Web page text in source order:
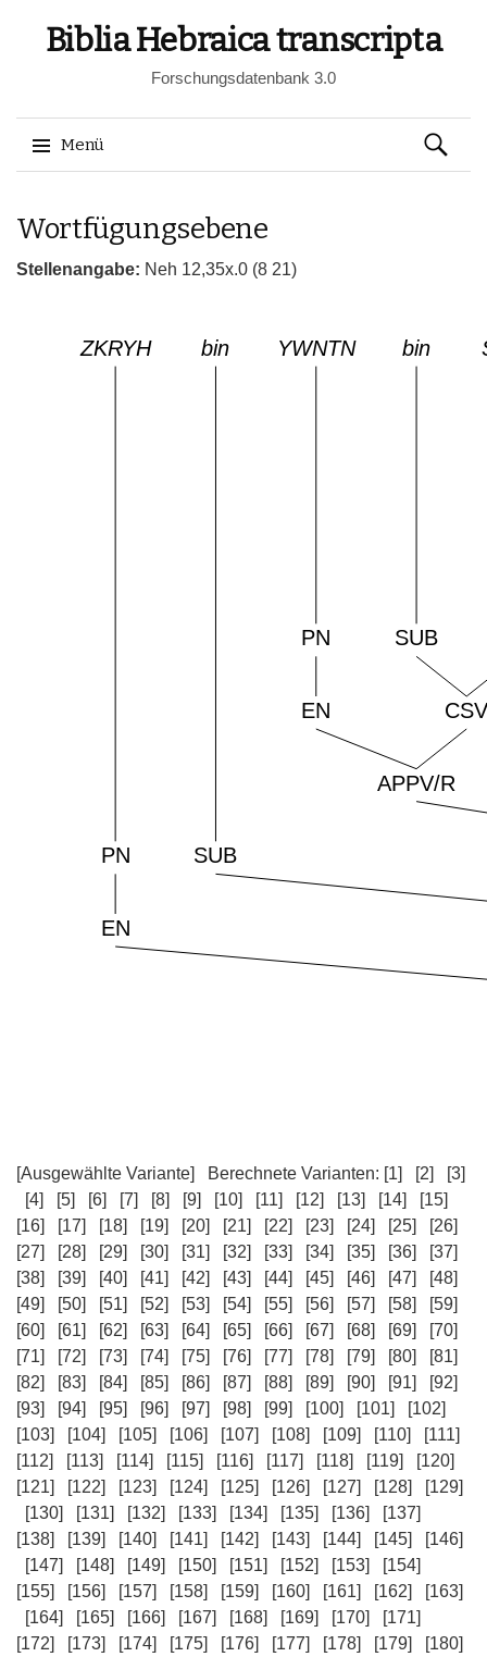
Biblia Hebraica transcripta
Forschungsdatenbank 3.0
Menü
zum
Suchen
nach:
Wortfügungsebene
Stellenangabe: Neh 12,35x.0 (8 21)
[Ausgewählte Variante] Berechnete Varianten: [1] [2]
[3]
[4]
[5] [6] [7] [8] [9] [10] [11] [12] [13] [14]
[15]
[16]
[17] [18] [19] [20] [21] [22] [23] [24] [25]
[26]
[27]
[28] [29] [30] [31] [32] [33] [34] [35] [36]
[37]
[38]
[39] [40] [41] [42] [43] [44] [45] [46] [47]
[48]
[49]
[50] [51] [52] [53] [54] [55] [56] [57] [58]
[59]
[60]
[61] [62] [63] [64] [65] [66] [67] [68] [69]
[70]
[71]
[72] [73] [74] [75] [76] [77] [78] [79] [80]
[81]
[82]
[83] [84] [85] [86] [87] [88] [89] [90] [91]
[92]
[93]
[94] [95] [96] [97] [98] [99] [100] [101]
[102]
[103]
[104] [105] [106] [107] [108] [109] [110]
[111]
[112]
[113] [114] [115] [116] [117] [118] [119]
[120]
[121]
[122] [123] [124] [125] [126] [127] [128]
[129]
[130]
[131] [132] [133] [134] [135] [136]
[137]
[138]
[139] [140] [141] [142] [143] [144] [145]
[146]
[147]
[148] [149] [150] [151] [152] [153]
[154]
[155]
[156] [157] [158] [159] [160] [161] [162]
[163]
[164]
[165] [166] [167] [168] [169] [170]
[171]
[172]
[173] [174] [175] [176] [177] [178] [179]
[180]